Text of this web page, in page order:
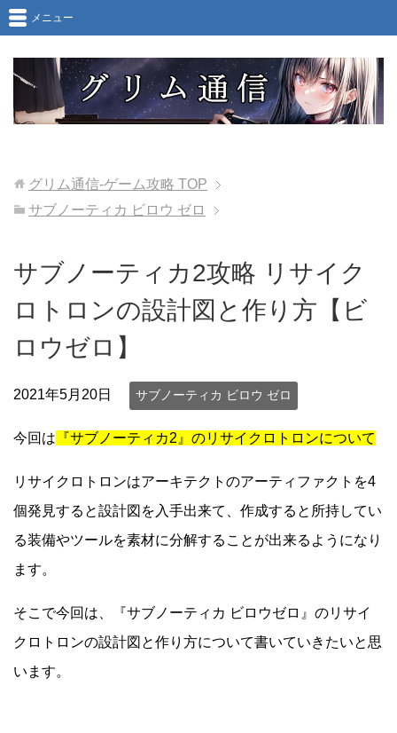
メニュー
グリム通信-ゲーム攻略 TOP
サブノーティカ ビロウ ゼロ
サブノーティカ2攻略 リサイク
ロトロンの設計図と作り方【ビ
ロウゼロ】
2021年5月20日 サブノーティカ ビロウ ゼロ
今回は 『サブノーティカ2』のリサイクロトロンについて
リサイクロトロンはアーキテクトのアーティファクトを4
個発見すると設計図を入手出来て、作成すると所持してい
る装備やツールを素材に分解することが出来るようになり
ます。
そこで今回は、『サブノーティカ ビロウゼロ』のリサイ
クロトロンの設計図と作り方について書いていきたいと思
います。